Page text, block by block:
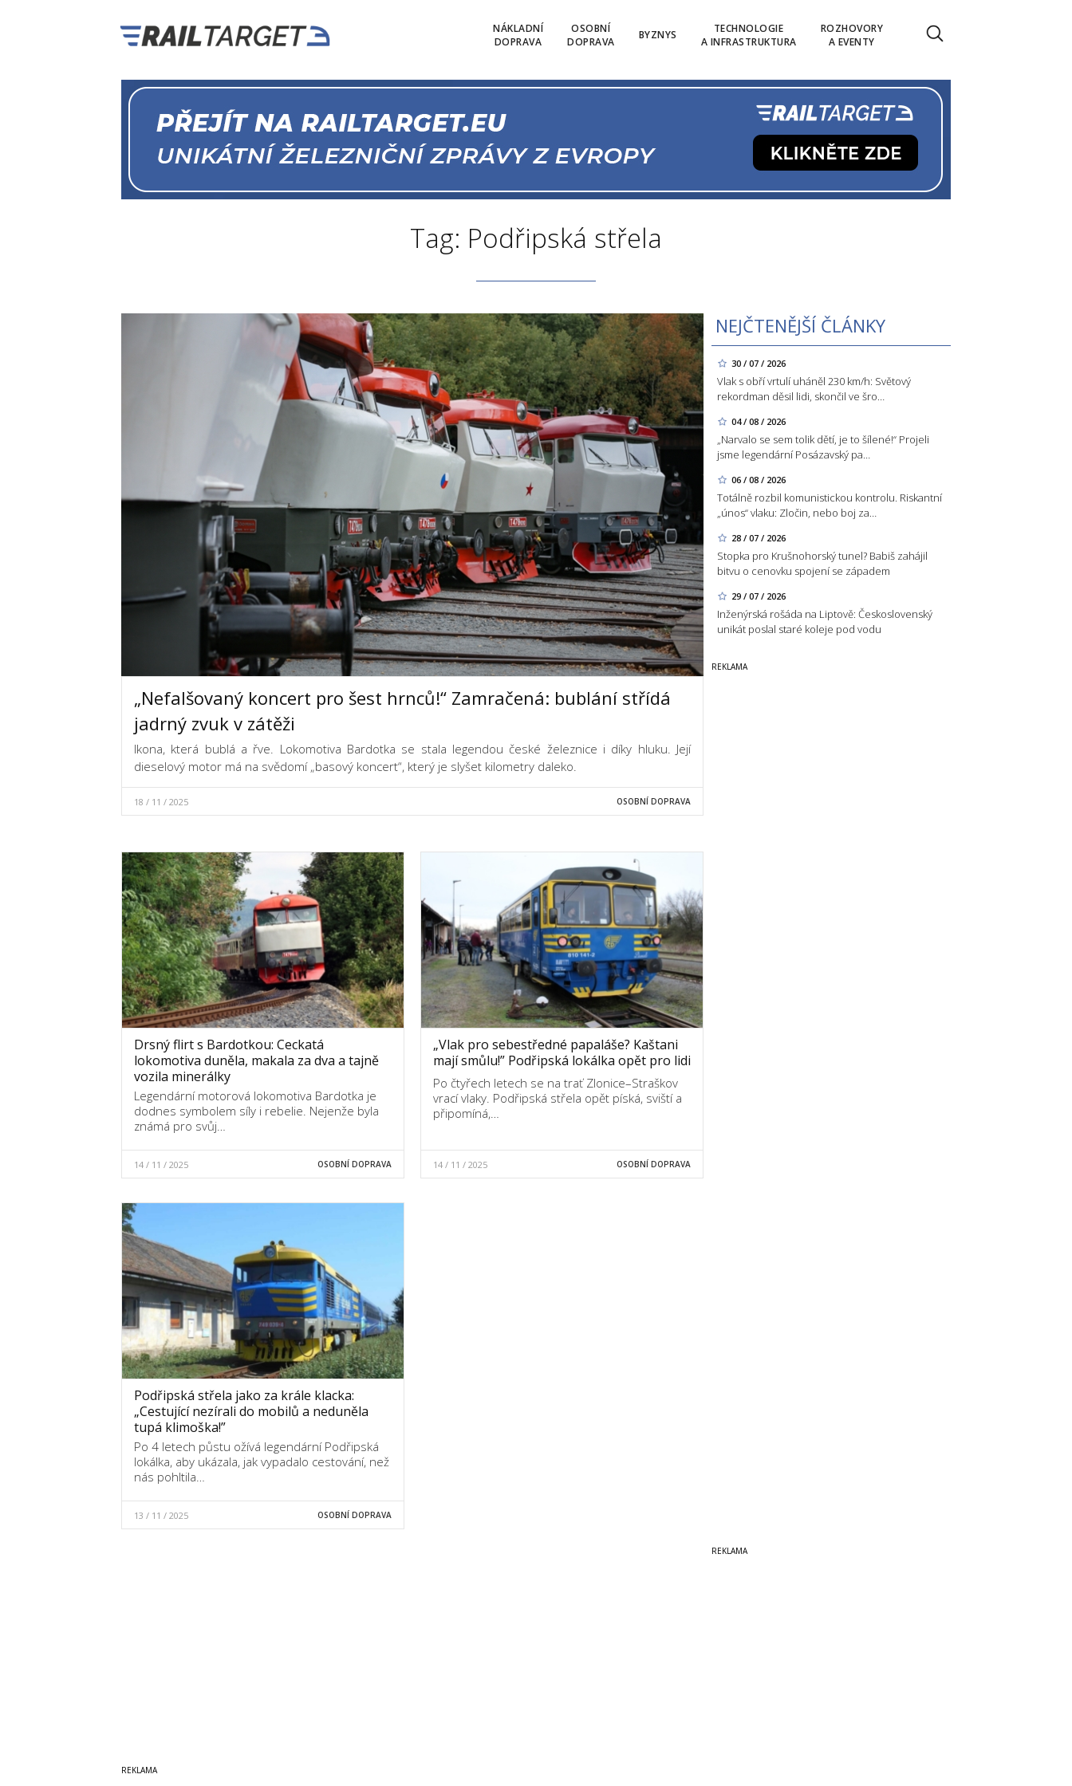
NÁKLADNÍ
DOPRAVA
OSOBNÍ
DOPRAVA
BYZNYS
TECHNOLOGIE
A INFRASTRUKTURA
ROZHOVORY
A EVENTY
Tag: Podřipská střela
NEJČTENĚJŠÍ ČLÁNKY
30 / 07 / 2026
Vlak s obří vrtulí uháněl 230 km/h: Světový
rekordman děsil lidi, skončil ve šro…
04 / 08 / 2026
„Narvalo se sem tolik dětí, je to šílené!“ Projeli
jsme legendární Posázavský pa…
06 / 08 / 2026
Totálně rozbil komunistickou kontrolu. Riskantní
„únos“ vlaku: Zločin, nebo boj za…
28 / 07 / 2026
Stopka pro Krušnohorský tunel? Babiš zahájil
bitvu o cenovku spojení se západem
29 / 07 / 2026
Inženýrská rošáda na Liptově: Československý
unikát poslal staré koleje pod vodu
„Nefalšovaný koncert pro šest hrnců!“ Zamračená: bublání střídá
jadrný zvuk v zátěži
Ikona, která bublá a řve. Lokomotiva Bardotka se stala legendou české železnice i díky hluku. Její
dieselový motor má na svědomí „basový koncert“, který je slyšet kilometry daleko.
18 / 11 / 2025 OSOBNÍ DOPRAVA
Drsný flirt s Bardotkou: Ceckatá
lokomotiva duněla, makala za dva a tajně
vozila minerálky
Legendární motorová lokomotiva Bardotka je
dodnes symbolem síly i rebelie. Nejenže byla
známá pro svůj…
14 / 11 / 2025 OSOBNÍ DOPRAVA
„Vlak pro sebestředné papaláše? Kaštani
mají smůlu!” Podřipská lokálka opět pro lidi
Po čtyřech letech se na trať Zlonice–Straškov
vrací vlaky. Podřipská střela opět píská, sviští a
připomíná,…
14 / 11 / 2025 OSOBNÍ DOPRAVA
Podřipská střela jako za krále klacka:
„Cestující nezírali do mobilů a neduněla
tupá klimoška!”
Po 4 letech půstu ožívá legendární Podřipská
lokálka, aby ukázala, jak vypadalo cestování, než
nás pohltila…
13 / 11 / 2025 OSOBNÍ DOPRAVA